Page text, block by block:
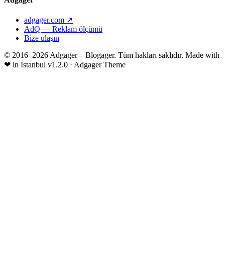
adgager.com ↗
AdQ — Reklam ölçümü
Bize ulaşın
© 2016–2026 Adgager – Blogager. Tüm hakları saklıdır. Made with
❤ in İstanbul v1.2.0 · Adgager Theme